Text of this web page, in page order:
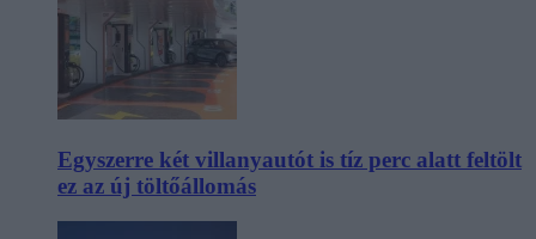
Egyszerre két villanyautót is tíz perc alatt feltölt
ez az új töltőállomás